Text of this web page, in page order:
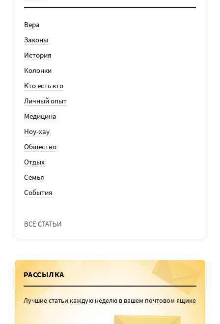
Вера
Законы
История
Колонки
Кто есть кто
Личный опыт
Медицина
Ноу-хау
Общество
Отдых
Семья
События
ВСЕ СТАТЬИ
РАССЫЛКА
Лучшие статьи каждую неделю в вашем почтовом ящике